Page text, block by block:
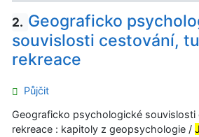
2. Geograficko
souvislosti cestování,
rekreace
Půjčit
Geograficko psychologické souvislosti
rekreace : kapitoly z geopsychologie /